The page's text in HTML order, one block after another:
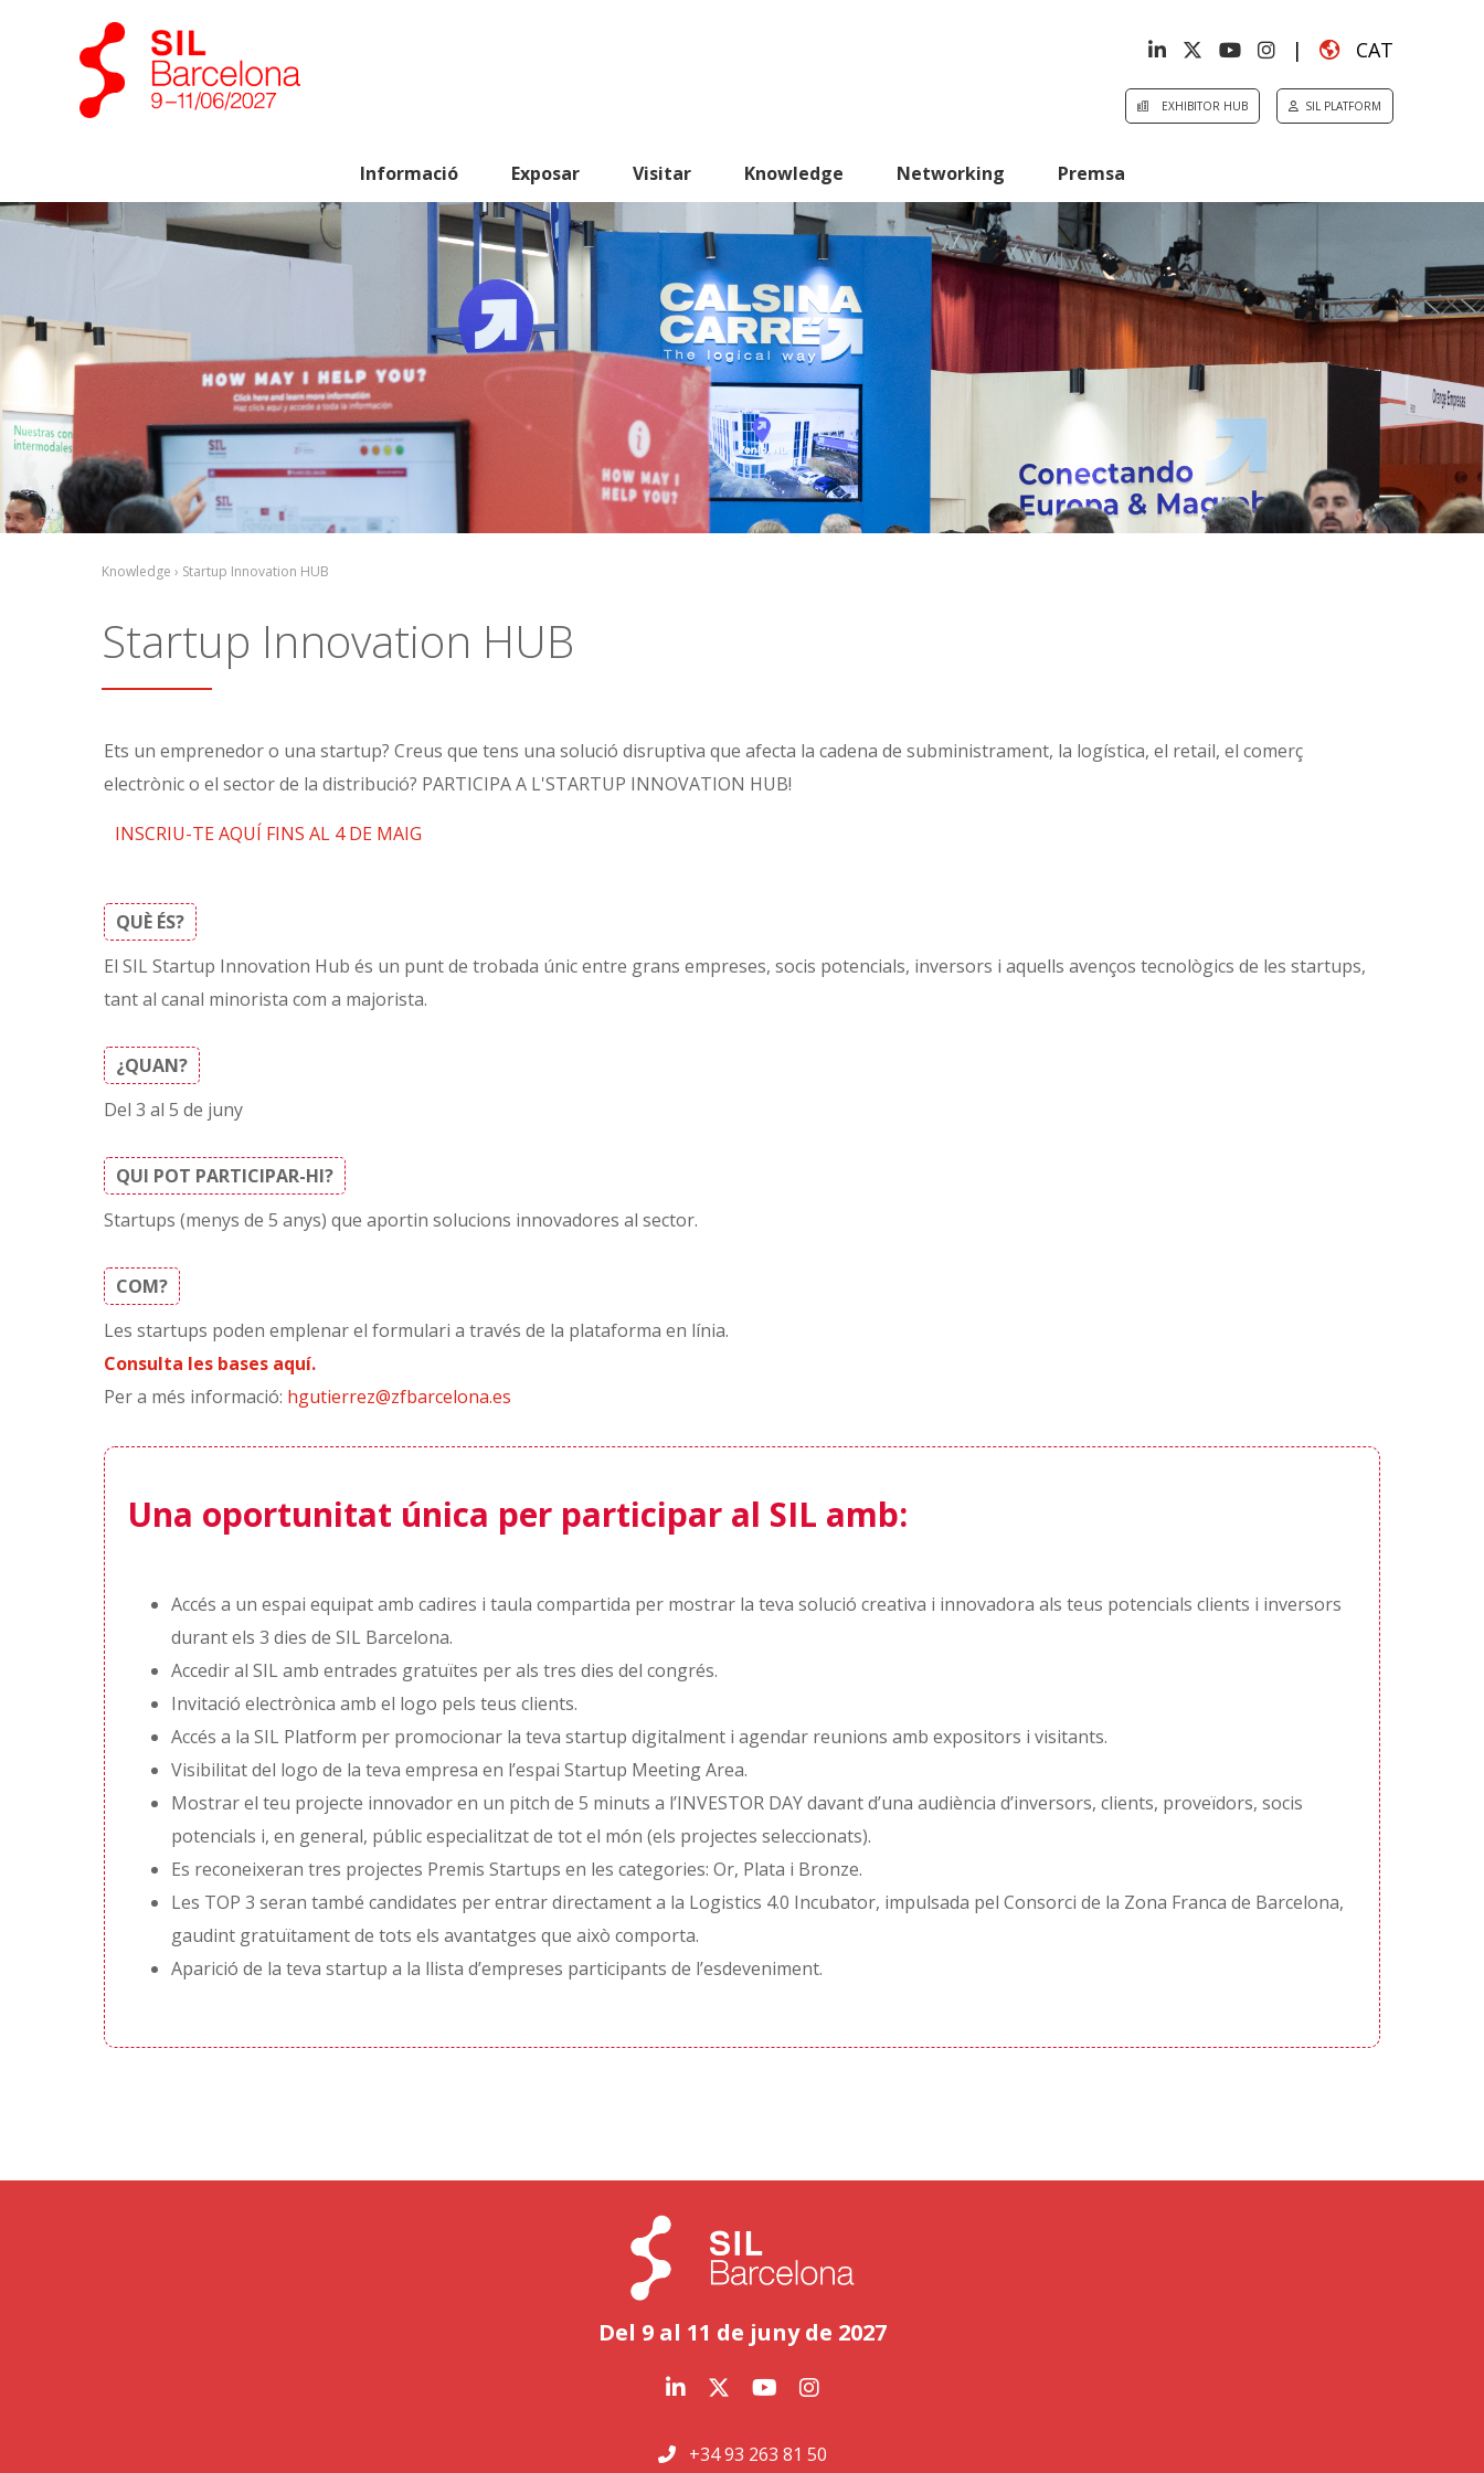
| CAT
EXHIBITOR HUB SIL PLATFORM
Informació Exposar Visitar Knowledge Networking Premsa
Knowledge › Startup Innovation HUB
Startup Innovation HUB
Ets un emprenedor o una startup? Creus que tens una solució disruptiva que afecta la cadena de subministrament, la logística, el retail, el comerç
electrònic o el sector de la distribució? PARTICIPA A L'STARTUP INNOVATION HUB!
INSCRIU-TE AQUÍ FINS AL 4 DE MAIG
QUÈ ÉS?
El SIL Startup Innovation Hub és un punt de trobada únic entre grans empreses, socis potencials, inversors i aquells avenços tecnològics de les startups,
tant al canal minorista com a majorista.
¿QUAN?
Del 3 al 5 de juny
QUI POT PARTICIPAR-HI?
Startups (menys de 5 anys) que aportin solucions innovadores al sector.
COM?
Les startups poden emplenar el formulari a través de la plataforma en línia.
Consulta les bases aquí.
Per a més informació: hgutierrez@zfbarcelona.es
Una oportunitat única per participar al SIL amb:
Accés a un espai equipat amb cadires i taula compartida per mostrar la teva solució creativa i innovadora als teus potencials clients i inversors
durant els 3 dies de SIL Barcelona.
Accedir al SIL amb entrades gratuïtes per als tres dies del congrés.
Invitació electrònica amb el logo pels teus clients.
Accés a la SIL Platform per promocionar la teva startup digitalment i agendar reunions amb expositors i visitants.
Visibilitat del logo de la teva empresa en l’espai Startup Meeting Area.
Mostrar el teu projecte innovador en un pitch de 5 minuts a l’INVESTOR DAY davant d’una audiència d’inversors, clients, proveïdors, socis
potencials i, en general, públic especialitzat de tot el món (els projectes seleccionats).
Es reconeixeran tres projectes Premis Startups en les categories: Or, Plata i Bronze.
Les TOP 3 seran també candidates per entrar directament a la Logistics 4.0 Incubator, impulsada pel Consorci de la Zona Franca de Barcelona,
gaudint gratuïtament de tots els avantatges que això comporta.
Aparició de la teva startup a la llista d’empreses participants de l’esdeveniment.
Del 9 al 11 de juny de 2027
+34 93 263 81 50